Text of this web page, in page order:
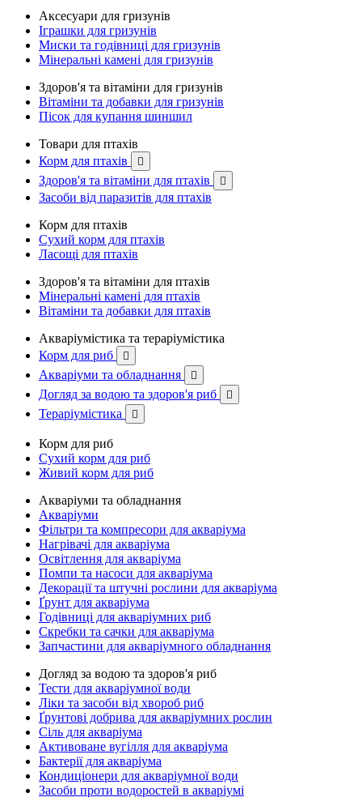
Аксесуари для гризунів
Іграшки для гризунів
Миски та годівниці для гризунів
Мінеральні камені для гризунів
Здоров'я та вітаміни для гризунів
Вітаміни та добавки для гризунів
Пісок для купання шиншил
Товари для птахів
Корм для птахів

Здоров'я та вітаміни для птахів 
Засоби від паразитів для птахів
Корм для птахів
Сухий корм для птахів
Ласощі для птахів
Здоров'я та вітаміни для птахів
Мінеральні камені для птахів
Вітаміни та добавки для птахів
Акваріумістика та тераріумістика
Корм для риб

Акваріуми та обладнання 
Догляд за водою та здоров'я риб 
Тераріумістика 
Корм для риб
Сухий корм для риб
Живий корм для риб
Акваріуми та обладнання
Акваріуми
Фільтри та компресори для акваріума
Нагрівачі для акваріума
Освітлення для акваріума
Помпи та насоси для акваріума
Декорації та штучні рослини для акваріума
Ґрунт для акваріума
Годівниці для акваріумних риб
Скребки та сачки для акваріума
Запчастини для акваріумного обладнання
Догляд за водою та здоров'я риб
Тести для акваріумної води
Ліки та засоби від хвороб риб
Ґрунтові добрива для акваріумних рослин
Сіль для акваріума
Активоване вугілля для акваріума
Бактерії для акваріума
Кондиціонери для акваріумної води
Засоби проти водоростей в акваріумі